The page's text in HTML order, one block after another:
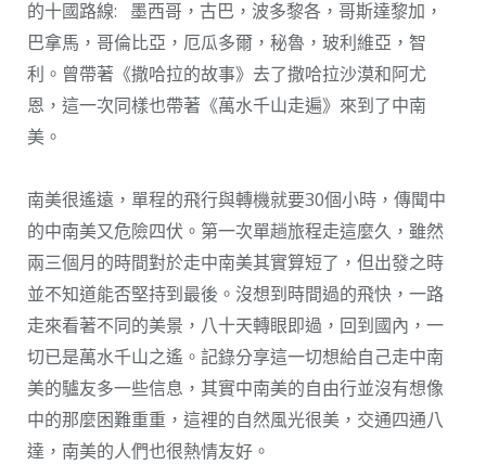
的十國路線: 墨西哥，古巴，波多黎各，哥斯達黎加，
巴拿馬，哥倫比亞，厄瓜多爾，秘魯，玻利維亞，智
利。曾帶著《撒哈拉的故事》去了撒哈拉沙漠和阿尤
恩，這一次同樣也帶著《萬水千山走遍》來到了中南
美。
南美很遙遠，單程的飛行與轉機就要30個小時，傳聞中
的中南美又危險四伏。第一次單趟旅程走這麼久，雖然
兩三個月的時間對於走中南美其實算短了，但出發之時
並不知道能否堅持到最後。沒想到時間過的飛快，一路
走來看著不同的美景，八十天轉眼即過，回到國內，一
切已是萬水千山之遙。記錄分享這一切想給自己走中南
美的驢友多一些信息，其實中南美的自由行並沒有想像
中的那麼困難重重，這裡的自然風光很美，交通四通八
達，南美的人們也很熱情友好。